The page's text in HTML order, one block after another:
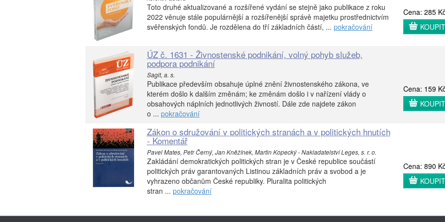
Toto druhé aktualizované a rozšířené vydání se stejně jako publikace z roku
2022 věnuje stále populárnější a rozšířenější správě majetku prostřednictvím
svěřenských fondů. Je rozdělena do tří základních částí, ... pokračování
Cena: 285
KOUPIT
ÚZ č. 1631 - Živnostenské podnikání, volný pohyb služeb,
podpora podnikání
Sagit, a. s.
Publikace především obsahuje úplné znění živnostenského zákona, ve
kterém došlo k dalším změnám; ke změnám došlo i v nařízení vlády o
obsahových náplních jednotlivých živností. Dále zde najdete zákon
o ... pokračování
Cena: 159
KOUPIT
Zákon o sdružování v politických stranách a v politických hnutích
- Komentář
Pavel Mates, Petr Černý, Jan Kněžínek, Martin Kopecký - Nakladatelství Leges, s. r. o.
Zakládání demokratických politických stran je v České republice součástí
politických práv garantovaných Listinou základních práv a svobod a je
vyhrazeno občanům České republiky. Pluralita politických
stran ... pokračování
Cena: 890
KOUPIT